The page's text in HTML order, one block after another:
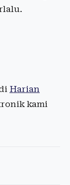
Harian
kami